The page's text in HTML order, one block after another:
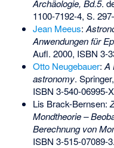
Archäologie, Bd.5.
1100-7192-4, S.
Jean Meeus:
Anwendungen für
Aufl. 2000, ISBN 3-
Otto Neugebauer: A
astronomy.
ISBN 3-540-06995-X
Lis Brack-Bernsen:
Mondtheorie –
Berechnung von
ISBN 3-515-07089-3.